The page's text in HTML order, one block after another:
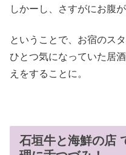
しかーし、さすがにお腹が
ということで、お宿のス
ひとつ気になっていた居
えをすることに。
石垣牛と海鮮の店